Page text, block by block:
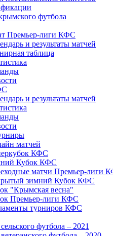
футбола
Премьер-лиги КФС
и результаты матчей
таблица
и результаты матчей
матчей
КФС
Кубок КФС
матчи Премьер-лиги
зимний Кубок КФС
"Крымская весна"
Премьер-лиги КФС
турниров КФС
футбола – 2021